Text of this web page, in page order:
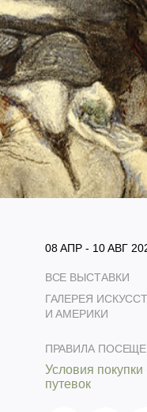
08 АПР - 10 АВГ
ВСЕ ВЫСТАВКИ
ГАЛЕРЕЯ
И АМЕРИКИ
ПРАВИЛА
Условия
путевок